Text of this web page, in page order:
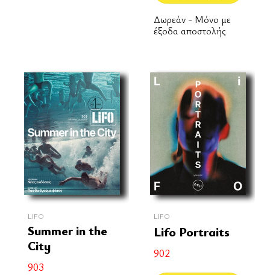
Δωρεάν - Μόνο με
έξοδα αποστολής
LIFO
Summer in the
City
903
LIFO
Lifo Portraits
902